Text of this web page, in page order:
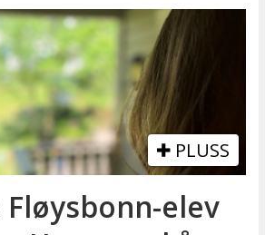
PLUSS
elev